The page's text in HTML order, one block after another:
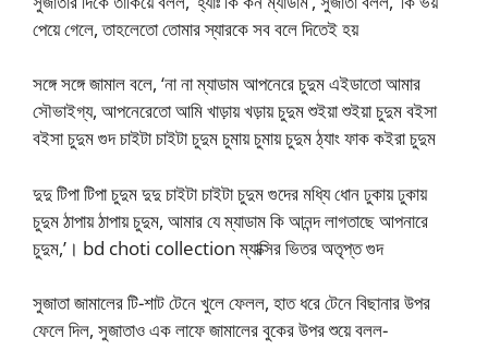
পেয়ে গেলে, তাহলেতো তোমার স্যারকে সব বলে দিতেই হয়
সঙ্গে সঙ্গে জামাল বলে, ‘না না ম্যাডাম আপনেরে চুদুম এইডাতো আমার
সৌভাইগ্য, আপনেরেতো আমি খাড়ায় খড়ায় চুদুম শুইয়া শুইয়া চুদুম বইসা
বইসা চুদুম গুদ চাইটা চাইটা চুদুম চুমায় চুমায় চুদুম ঠ্যাং ফাক কইরা চুদুম
দুদু টিপা টিপা চুদুম দুদু চাইটা চাইটা চুদুম গুদের মধ্যি ধোন ঢুকায় ঢুকায়
চুদুম ঠাপায় ঠাপায় চুদুম, আমার যে ম্যাডাম কি আনন্দ লাগতাছে আপনারে
চুদুম,’। bd choti collection ম্যাক্সির ভিতর অতৃপ্ত গুদ
সুজাতা জামালের টি-শাট টেনে খুলে ফেলল, হাত ধরে টেনে বিছানার উপর
ফেলে দিল, সুজাতাও এক লাফে জামালের বুকের উপর শুয়ে বলল-